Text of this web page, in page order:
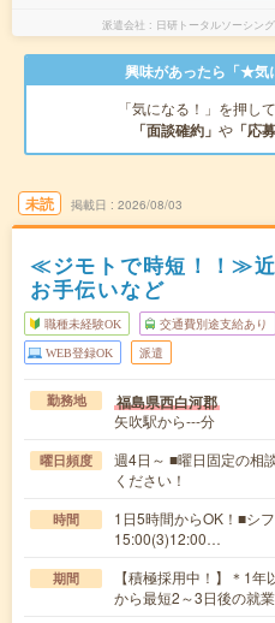
派遣会社 日研トータルソーシン
興味があったら「★気
「気になる！」を押し
「面談確約」 や 「応
未読 掲載日 2026/08/03
≪ジモトで時短！！≫
お手伝いなど
職種未経験OK 交通費別途支給あり
WEB登録OK 派遣
勤務地 福島県西白河郡
矢吹駅から---分
曜日頻度
週4日～ ■曜日固定の相
ください！
時間
1日5時間からOK！■シ
15:00(3)12:00…
期間
【積極採用中！】＊1
から最短2～3日後の就